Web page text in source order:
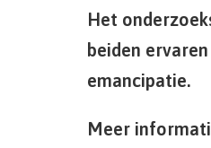
Het
beiden
emancipatie.
Meer